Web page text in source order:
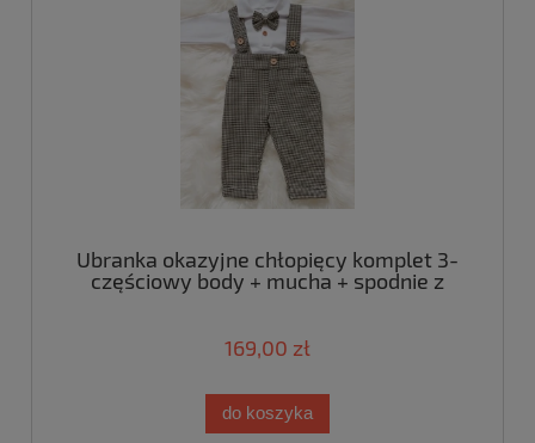
Ubranka okazyjne chłopięcy komplet 3-
częściowy body + mucha + spodnie z
szelkami w brązową pepitkę
169,00 zł
do koszyka